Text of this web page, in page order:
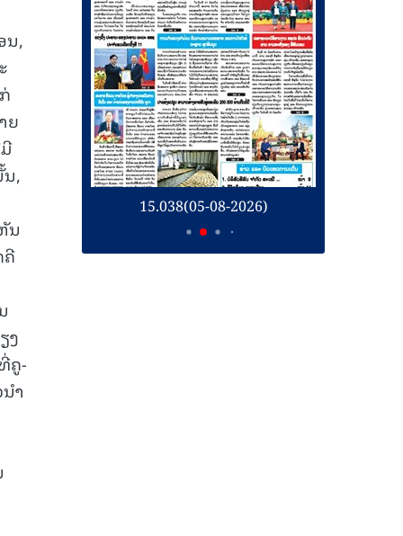
ນ,
ຍ
,
ນ
ງ
ຄູ-
ຳ
15.038(05-08-2026)